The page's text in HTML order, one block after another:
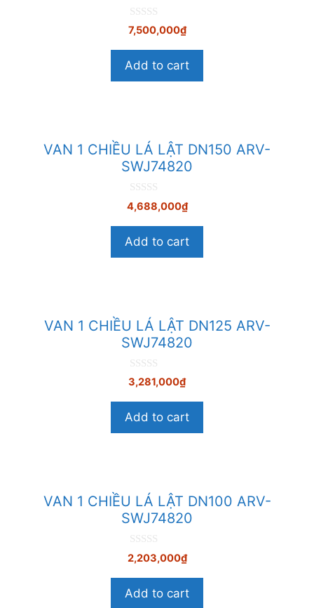
0
n
à
5
7,500,000₫
Add to cart
VAN 1 CHIỀU LÁ LẬT DN150 ARV-
SWJ74820
0
n
à
5
4,688,000₫
Add to cart
VAN 1 CHIỀU LÁ LẬT DN125 ARV-
SWJ74820
0
n
à
3,281,000₫
Add to cart
VAN 1 CHIỀU LÁ LẬT DN100 ARV-
SWJ74820
0
n
à
2,203,000₫
Add to cart